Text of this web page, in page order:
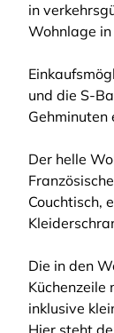
in
Wohnlage
und die S-
Gehminuten
Der helle
Couchtisch,
Die in den
Küchenzeile
inklusive
Hier steht